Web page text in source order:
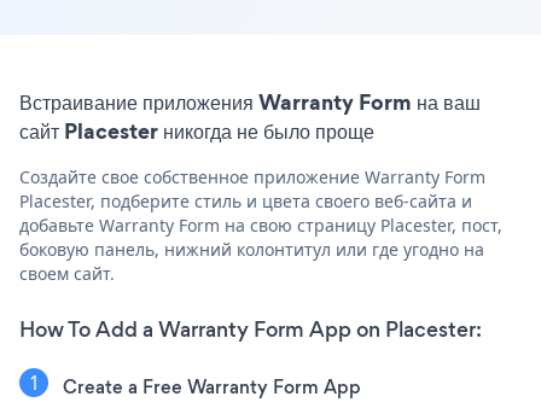
Встраивание приложения Warranty Form на ваш
сайт Placester никогда не было проще
Создайте свое собственное приложение Warranty Form
Placester, подберите стиль и цвета своего веб-сайта и
добавьте Warranty Form на свою страницу Placester, пост,
боковую панель, нижний колонтитул или где угодно на
своем сайт.
How To Add a Warranty Form App on Placester:
Create a Free Warranty Form App